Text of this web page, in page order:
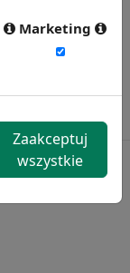
Marketing
Zaakceptuj
wszystkie